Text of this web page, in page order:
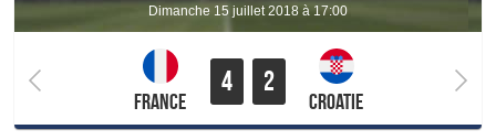
dimanche 15 juillet 2018 à 17:00
France
4 2
Croatie